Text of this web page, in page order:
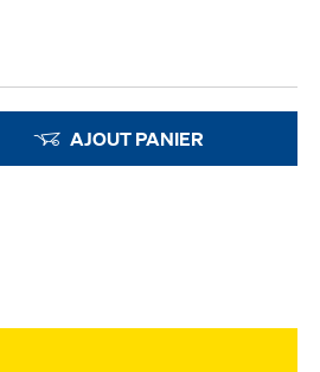
AJOUT PANIER